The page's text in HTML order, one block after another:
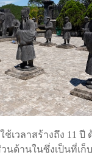
ช้เวลาสร้างถึง 11 ปี
นด้านในซึ่งเป็นที่เก็